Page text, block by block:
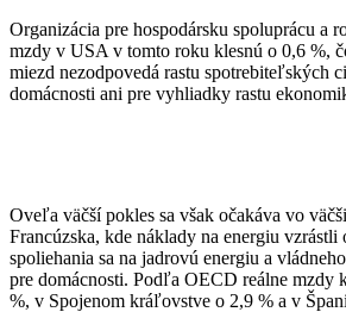
Organizácia pre hospodársku spoluprácu a
mzdy v USA v tomto roku klesnú o 0,6 %,
miezd nezodpovedá rastu spotrebiteľských
domácnosti ani pre vyhliadky rastu
Oveľa väčší pokles sa však očakáva vo
Francúzska, kde náklady na energiu
spoliehania sa na jadrovú energiu a
pre domácnosti. Podľa OECD reálne mzdy
%, v Spojenom kráľovstve o 2,9 % a v